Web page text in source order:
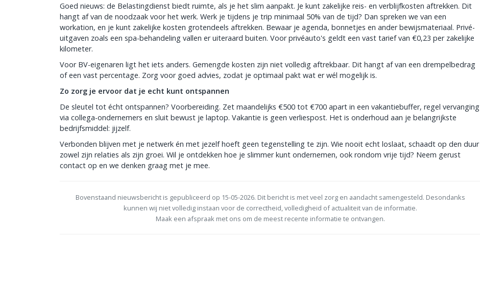
Goed nieuws: de Belastingdienst biedt ruimte, als je het slim aanpakt. Je kunt zakelijke reis- en verblijfkosten aftrekken. Dit
hangt af van de noodzaak voor het werk. Werk je tijdens je trip minimaal 50% van de tijd? Dan spreken we van een
workation, en je kunt zakelijke kosten grotendeels aftrekken. Bewaar je agenda, bonnetjes en ander bewijsmateriaal. Privé-
uitgaven zoals een spa-behandeling vallen er uiteraard buiten. Voor privéauto's geldt een vast tarief van €0,23 per zakelijke
kilometer.
Voor BV-eigenaren ligt het iets anders. Gemengde kosten zijn niet volledig aftrekbaar. Dit hangt af van een drempelbedrag
of een vast percentage. Zorg voor goed advies, zodat je optimaal pakt wat er wél mogelijk is.
Zo zorg je ervoor dat je echt kunt ontspannen
De sleutel tot écht ontspannen? Voorbereiding. Zet maandelijks €500 tot €700 apart in een vakantiebuffer, regel vervanging
via collega-ondernemers en sluit bewust je laptop. Vakantie is geen verliespost. Het is onderhoud aan je belangrijkste
bedrijfsmiddel: jijzelf.
Verbonden blijven met je netwerk én met jezelf hoeft geen tegenstelling te zijn. Wie nooit echt loslaat, schaadt op den duur
zowel zijn relaties als zijn groei. Wil je ontdekken hoe je slimmer kunt ondernemen, ook rondom vrije tijd? Neem gerust
contact op en we denken graag met je mee.
Bovenstaand nieuwsbericht is gepubliceerd op 15-05-2026. Dit bericht is met veel zorg en aandacht samengesteld. Desondanks
kunnen wij niet volledig instaan voor de correctheid, volledigheid of actualiteit van de informatie.
Maak een afspraak met ons om de meest recente informatie te ontvangen.